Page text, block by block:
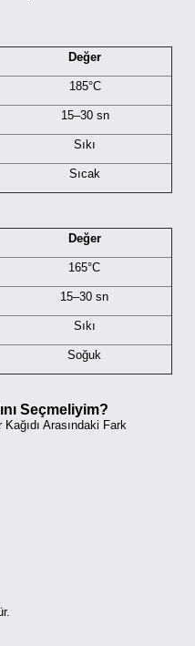
Değer
185°C
15–30 sn
Sıkı
Sıcak
Değer
165°C
15–30 sn
Sıkı
Soğuk
Seçmeliyim?
Arasındaki Fark